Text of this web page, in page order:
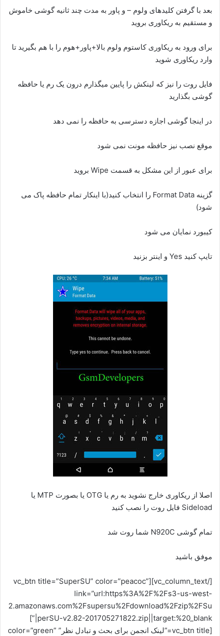
بعد با گرفتن کلیدهای ولوم – و پاور به مدت چند ثانیه گوشی خاموش
و مستقیم به ریکاوری بروید
برای ورود به ریکاوری کاستوم ولوم بالا+پاور+هوم را با هم بگیرید تا
وارد ریکاوری شوید
فایل روت را نیز که لینکش را پایین میگذارم درون یک رم یا حافظه
گوشی بگذارید
در اینجا گوشی اجازه دسترسی به حافظه را نمی دهد
موقع نصب نیز حافظه مونت نمی شود
برای عبور از این مشکل به قسمت Wipe بروید
گزینه Format Data را انتخاب کنید(با اینکار تمام حافظه پاک می
شود)
کیبورد نمایان می شود
تایپ کنید Yes و اینتر بزنید
اصلا از ریکاوری خارج نشوید به رم یا OTG یا بصورت MTP یا
Sideload فایل روت را نصب کنید
تمام گوشی N920C شما روت شد
موفق باشید
[/vc_column_text][vc_btn title=”SuperSU” color=”peacoc”
link=”url:https%3A%2F%2Fs3-us-west-
2.amazonaws.com%2Fsupersu%2Fdownload%2Fzip%2FSu
perSU-v2.82-201705271822.zip||target:%20_blank|”]
[vc_btn title=”لینک انجمن برای بحث و تبادل نظر” color=”green”